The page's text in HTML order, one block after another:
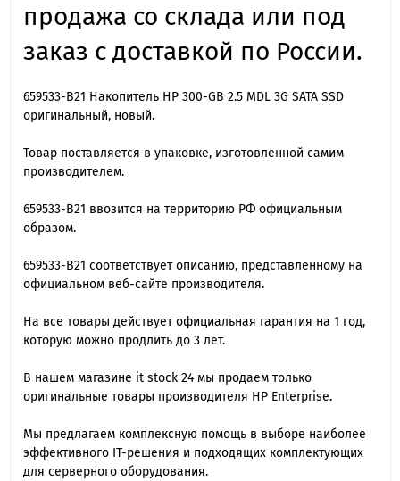
продажа со склада или под
заказ с доставкой по России.
659533-B21 Накопитель HP 300-GB 2.5 MDL 3G SATA SSD
оригинальный, новый.
Товар поставляется в упаковке, изготовленной самим
производителем.
659533-B21 ввозится на территорию РФ официальным
образом.
659533-B21 cоответствует описанию, представленному на
официальном веб-сайте производителя.
На все товары действует официальная гарантия на 1 год,
которую можно продлить до 3 лет.
В нашем магазине it stock 24 мы продаем только
оригинальные товары производителя HP Enterprise.
Мы предлагаем комплексную помощь в выборе наиболее
эффективного IT-решения и подходящих комплектующих
для серверного оборудования.